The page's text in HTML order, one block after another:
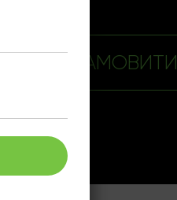
ЗАМОВИТИ